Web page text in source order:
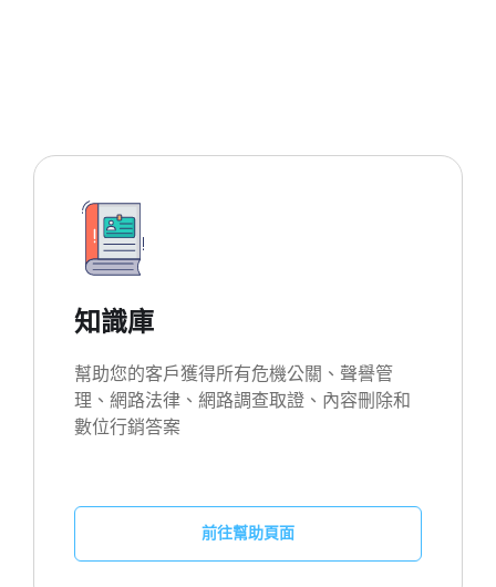
知識庫
幫助您的客戶獲得所有危機公關、聲譽管
理、網路法律、網路調查取證、內容刪除和
數位行銷答案
前往幫助頁面